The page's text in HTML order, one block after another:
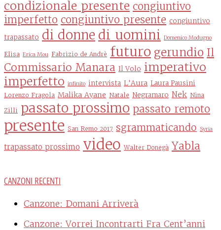
condizionale presente congiuntivo
imperfetto congiuntivo presente congiuntivo
trapassato di donne di uomini Domenico Modugno
Elisa Erica Mou Fabrizio de Andrè futuro gerundio Il
Commissario Manara Il Volo imperativo
imperfetto infinito intervista L'Aura Laura Pausini
Lorenzo Fragola Malika Ayane Natale Negramaro Nek Nina
Zilli passato prossimo passato remoto
presente San Remo 2017 sgrammaticando Syria
trapassato prossimo video Walter Donegà Yabla
CANZONI RECENTI
Canzone: Domani Arriverà
Canzone: Vorrei Incontrarti Fra Cent’anni